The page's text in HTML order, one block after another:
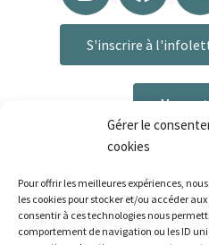
Gérer le
cookies
Pour offrir les meilleures expériences,
les cookies pour stocker et/ou accéder
consentir à ces technologies nous
comportement de navigation ou les ID
S'inscrire à
Me